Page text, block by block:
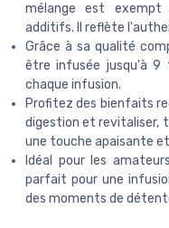
mélange est exempt
additifs. Il reflète
Grâce à sa qualité
être infusée jusqu'à 9
chaque infusion.
Profitez des bienfaits
digestion et revitaliser,
une touche apaisante
Idéal pour les
parfait pour une
des moments de